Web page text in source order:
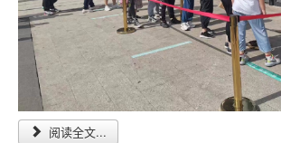
阅读全文...